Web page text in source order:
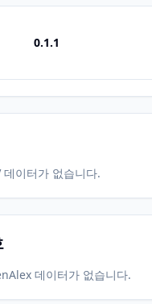
0.1.1
데이터가 없습니다.
데이터가 없습니다.